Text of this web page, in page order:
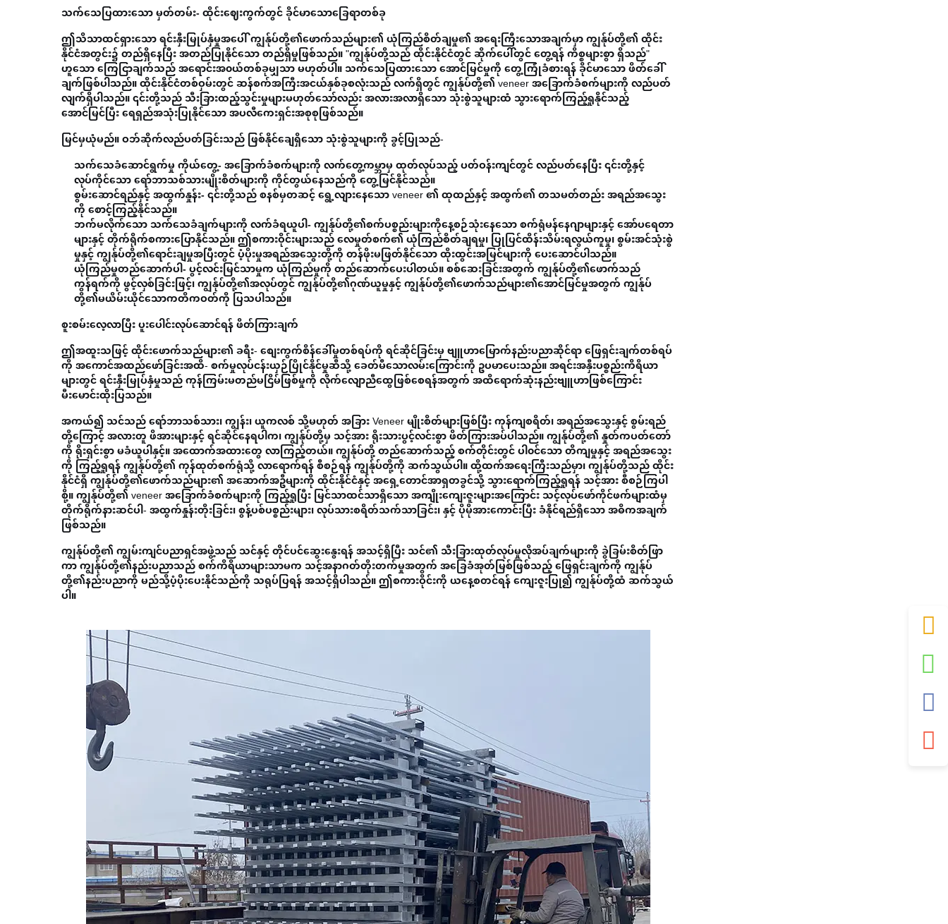
သက်သေပြထားသော မှတ်တမ်း- ထိုင်းဈေးကွက်တွင် ခိုင်မာသောခြေရာတစ်ခု
ဤသိသာထင်ရှားသော ရင်းနှီးမြုပ်နှံမှုအပေါ် ကျွန်ုပ်တို့၏ဖောက်သည်များ၏ ယုံကြည်စိတ်ချမှု၏ အရေးကြီးသောအချက်မှာ ကျွန်ုပ်တို့၏ ထိုင်း
နိုင်ငံအတွင်း၌ တည်ရှိနေပြီး အတည်ပြုနိုင်သော တည်ရှိမှုဖြစ်သည်။ "ကျွန်ုပ်တို့သည် ထိုင်းနိုင်ငံတွင် ဆိုက်ပေါ်တွင် တွေ့ရန် ကိစ္စများစွာ ရှိသည်"
ဟူသော ကြေငြာချက်သည် အရောင်းအ၀ယ်တစ်ခုမျှသာ မဟုတ်ပါ။ သက်သေပြထားသော အောင်မြင်မှုကို တွေ့ကြုံခံစားရန် ခိုင်မာသော ဖိတ်ခေါ်
ချက်ဖြစ်ပါသည်။ ထိုင်းနိုင်ငံတစ်ဝှမ်းတွင် ဆန်စက်အကြီးအငယ်နှစ်ခုစလုံးသည် လက်ရှိတွင် ကျွန်ုပ်တို့၏ veneer အခြောက်ခံစက်များကို လည်ပတ်
လျက်ရှိပါသည်။ ၎င်းတို့သည် သီးခြားထည့်သွင်းမှုများမဟုတ်သော်လည်း အလားအလာရှိသော သုံးစွဲသူများထံ သွားရောက်ကြည့်ရှုနိုင်သည့်
အောင်မြင်ပြီး ရေရှည်အသုံးပြုနိုင်သော အပလီကေးရှင်းအစုစုဖြစ်သည်။
မြင်မှယုံမည်။ ဝဘ်ဆိုက်လည်ပတ်ခြင်းသည် ဖြစ်နိုင်ချေရှိသော သုံးစွဲသူများကို ခွင့်ပြုသည်-
သက်သေခံဆောင်ရွက်မှု ကိုယ်တွေ့-အခြောက်ခံစက်များကို လက်တွေ့ကမ္ဘာမှ ထုတ်လုပ်သည့် ပတ်ဝန်းကျင်တွင် လည်ပတ်နေပြီး ၎င်းတို့နှင့်
လုပ်ကိုင်သော ရော်ဘာသစ်သားမျိုးစိတ်များကို ကိုင်တွယ်နေသည်ကို တွေ့မြင်နိုင်သည်။
စွမ်းဆောင်ရည်နှင့် အထွက်နှုန်း-၎င်းတို့သည် စနစ်မှတဆင့် ရွေ့လျားနေသော veneer ၏ ထုထည်နှင့် အထွက်၏ တသမတ်တည်း အရည်အသွေး
ကို စောင့်ကြည့်နိုင်သည်။
ဘက်မလိုက်သော သက်သေခံချက်များကို လက်ခံရယူပါ-ကျွန်ုပ်တို့၏စက်ပစ္စည်းများကိုနေ့စဉ်သုံးနေသော စက်ရုံမန်နေဂျာများနှင့် အော်ပရေတာ
များနှင့် တိုက်ရိုက်စကားပြောနိုင်သည်။ ဤစကားဝိုင်းများသည် လေမှုတ်စက်၏ ယုံကြည်စိတ်ချရမှု၊ ပြုပြင်ထိန်းသိမ်းရလွယ်ကူမှု၊ စွမ်းအင်သုံးစွဲ
မှုနှင့် ကျွန်ုပ်တို့၏ရောင်းချမှုအပြီးတွင် ပံ့ပိုးမှုအရည်အသွေးတို့ကို တန်ဖိုးမဖြတ်နိုင်သော ထိုးထွင်းအမြင်များကို ပေးဆောင်ပါသည်။
ယုံကြည်မှုတည်ဆောက်ပါ-ပွင့်လင်းမြင်သာမှုက ယုံကြည်မှုကို တည်ဆောက်ပေးပါတယ်။ စစ်ဆေးခြင်းအတွက် ကျွန်ုပ်တို့၏ဖောက်သည်
ကွန်ရက်ကို ဖွင့်လှစ်ခြင်းဖြင့်၊ ကျွန်ုပ်တို့၏အလုပ်တွင် ကျွန်ုပ်တို့၏ဂုဏ်ယူမှုနှင့် ကျွန်ုပ်တို့၏ဖောက်သည်များ၏အောင်မြင်မှုအတွက် ကျွန်ုပ်
တို့၏မယိမ်းယိုင်သောကတိကဝတ်ကို ပြသပါသည်။
စူးစမ်းလေ့လာပြီး ပူးပေါင်းလုပ်ဆောင်ရန် ဖိတ်ကြားချက်
ဤအထူးသဖြင့် ထိုင်းဖောက်သည်များ၏ ခရီး- စျေးကွက်စိန်ခေါ်မှုတစ်ရပ်ကို ရင်ဆိုင်ခြင်းမှ ဗျူဟာမြောက်နည်းပညာဆိုင်ရာ ဖြေရှင်းချက်တစ်ရပ်
ကို အကောင်အထည်ဖော်ခြင်းအထိ- စက်မှုလုပ်ငန်းယှဉ်ပြိုင်နိုင်မှုဆီသို့ ခေတ်မီသောလမ်းကြောင်းကို ဥပမာပေးသည်။ အရင်းအနှီးပစ္စည်းကိရိယာ
များတွင် ရင်းနှီးမြုပ်နှံမှုသည် ကုန်ကြမ်းမတည်မငြိမ်ဖြစ်မှုကို လိုက်လျောညီထွေဖြစ်စေရန်အတွက် အထိရောက်ဆုံးနည်းဗျူဟာဖြစ်ကြောင်း
မီးမောင်းထိုးပြသည်။
အကယ်၍ သင်သည် ရော်ဘာသစ်သား၊ ကျွန်း၊ ယူကလစ် သို့မဟုတ် အခြား Veneer မျိုးစိတ်များဖြစ်ပြီး ကုန်ကျစရိတ်၊ အရည်အသွေးနှင့် စွမ်းရည်
တို့ကြောင့် အလားတူ ဖိအားများနှင့် ရင်ဆိုင်နေရပါက၊ ကျွန်ုပ်တို့မှ သင့်အား ရိုးသားပွင့်လင်းစွာ ဖိတ်ကြားအပ်ပါသည်။ ကျွန်ုပ်တို့၏ နှုတ်ကပတ်တော်
ကို ရိုးရှင်းစွာ မခံယူပါနှင့်။ အထောက်အထားတွေ လာကြည့်တယ်။ ကျွန်ုပ်တို့ တည်ဆောက်သည့် စက်တိုင်းတွင် ပါ၀င်သော တိကျမှုနှင့် အရည်အသွေး
ကို ကြည့်ရှုရန် ကျွန်ုပ်တို့၏ ကုန်ထုတ်စက်ရုံသို့ လာရောက်ရန် စီစဉ်ရန် ကျွန်ုပ်တို့ကို ဆက်သွယ်ပါ။ ထို့ထက်အရေးကြီးသည်မှာ၊ ကျွန်ုပ်တို့သည် ထိုင်း
နိုင်ငံရှိ ကျွန်ုပ်တို့၏ဖောက်သည်များ၏ အဆောက်အဦများကို ထိုင်းနိုင်ငံနှင့် အရှေ့တောင်အာရှတခွင်သို့ သွားရောက်ကြည့်ရှုရန် သင့်အား စီစဉ်ကြပါ
စို့။ ကျွန်ုပ်တို့၏ veneer အခြောက်ခံစက်များကို ကြည့်ရှုပြီး မြင်သာထင်သာရှိသော အကျိုးကျေးဇူးများအကြောင်း သင့်လုပ်ဖော်ကိုင်ဖက်များထံမှ
တိုက်ရိုက်နားဆင်ပါ- အထွက်နှုန်းတိုးခြင်း၊ စွန့်ပစ်ပစ္စည်းများ၊ လုပ်သားစရိတ်သက်သာခြင်း၊ နှင့် ပိုမိုအားကောင်းပြီး ခံနိုင်ရည်ရှိသော အဓိကအချက်
ဖြစ်သည်။
ကျွန်ုပ်တို့၏ ကျွမ်းကျင်ပညာရှင်အဖွဲ့သည် သင်နှင့် တိုင်ပင်ဆွေးနွေးရန် အသင့်ရှိပြီး သင်၏ သီးခြားထုတ်လုပ်မှုလိုအပ်ချက်များကို ခွဲခြမ်းစိတ်ဖြာ
ကာ ကျွန်ုပ်တို့၏နည်းပညာသည် စက်ကိရိယာများသာမက သင့်အနာဂတ်တိုးတက်မှုအတွက် အခြေခံအုတ်မြစ်ဖြစ်သည့် ဖြေရှင်းချက်ကို ကျွန်ုပ်
တို့၏နည်းပညာကို မည်သို့ပံ့ပိုးပေးနိုင်သည်ကို သရုပ်ပြရန် အသင့်ရှိပါသည်။ ဤစကားဝိုင်းကို ယနေ့စတင်ရန် ကျေးဇူးပြု၍ ကျွန်ုပ်တို့ထံ ဆက်သွယ်
ပါ။